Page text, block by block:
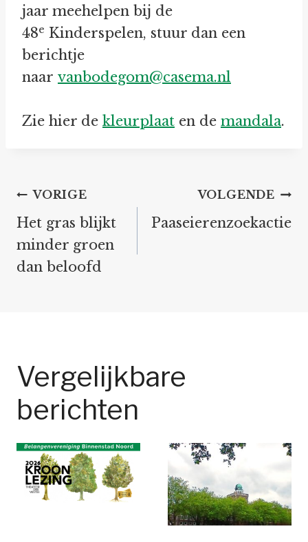
jaar meehelpen bij de
48e Kinderspelen, stuur dan een
berichtje
naar vanbodegom@casema.nl
Zie hier de kleurplaat en de mandala.
Bericht
navigatie
VORIGE
Het gras blijkt
minder groen
dan beloofd
VOLGENDE
Paaseierenzoekactie
Vergelijkbare
berichten